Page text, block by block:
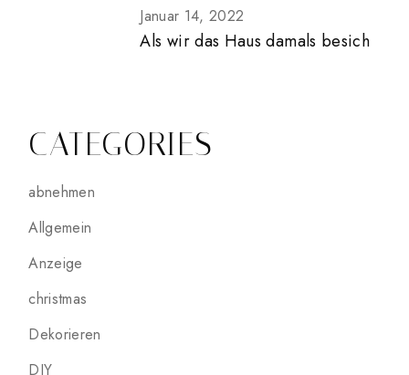
Januar 14, 2022
Als wir das Haus damals besich
CATEGORIES
abnehmen
Allgemein
Anzeige
christmas
Dekorieren
DIY